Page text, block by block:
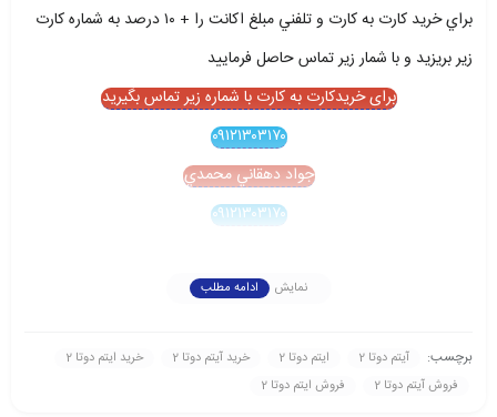
براي خريد کارت به کارت و تلفني مبلغ اکانت را + ۱۰ درصد به شماره کارت
زير بريزيد و با شمار زير تماس حاصل فرماييد
برای خریدکارت به کارت با شماره زیر تماس بگیرید
۰۹۱۲۱۳۰۳۱۷۰
جواد دهقاني محمدي
۰۹۱۲۱۳۰۳۱۷۰
نمایش ادامه مطلب
برچسب: آیتم دوتا 2 ایتم دوتا 2 خرید آیتم دوتا 2
خرید ایتم دوتا 2
فروش آیتم دوتا 2
فروش ایتم دوتا 2